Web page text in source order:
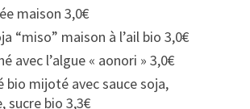
maison 3,0€
“miso” maison à l’ail bio 3,0€
avec l’algue « aonori » 3,0€
bio mijoté avec sauce soja,
sucre bio 3,3€